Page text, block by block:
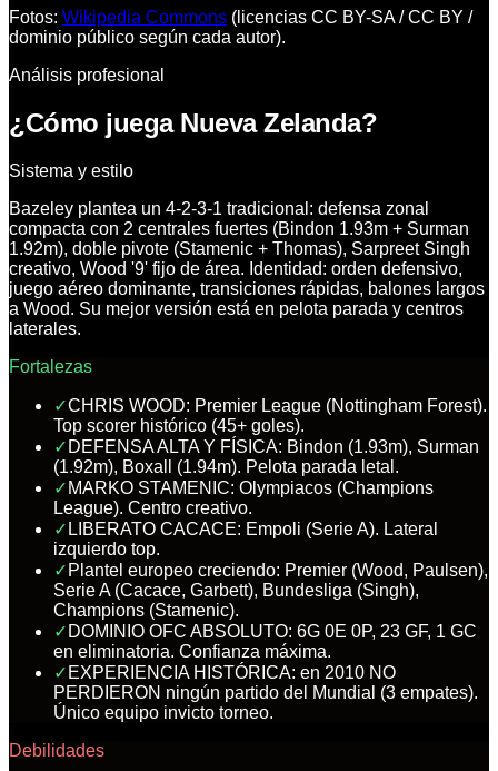
Fotos: Wikipedia Commons (licencias CC BY-SA / CC BY /
dominio público según cada autor).
Análisis profesional
¿Cómo juega Nueva Zelanda?
Sistema y estilo
Bazeley plantea un 4-2-3-1 tradicional: defensa zonal
compacta con 2 centrales fuertes (Bindon 1.93m + Surman
1.92m), doble pivote (Stamenic + Thomas), Sarpreet Singh
creativo, Wood '9' fijo de área. Identidad: orden defensivo,
juego aéreo dominante, transiciones rápidas, balones largos
a Wood. Su mejor versión está en pelota parada y centros
laterales.
Fortalezas
✓CHRIS WOOD: Premier League (Nottingham Forest).
Top scorer histórico (45+ goles).
✓ DEFENSA ALTA Y FÍSICA: Bindon (1.93m), Surman
(1.92m), Boxall (1.94m). Pelota parada letal.
✓ MARKO STAMENIC: Olympiacos (Champions
League). Centro creativo.
✓ LIBERATO CACACE: Empoli (Serie A). Lateral
izquierdo top.
✓ Plantel europeo creciendo: Premier (Wood, Paulsen),
Serie A (Cacace, Garbett), Bundesliga (Singh),
Champions (Stamenic).
✓ DOMINIO OFC ABSOLUTO: 6G 0E 0P, 23 GF, 1 GC
en eliminatoria. Confianza máxima.
✓ EXPERIENCIA HISTÓRICA: en 2010 NO
PERDIERON ningún partido del Mundial (3 empates).
Único equipo invicto torneo.
Debilidades